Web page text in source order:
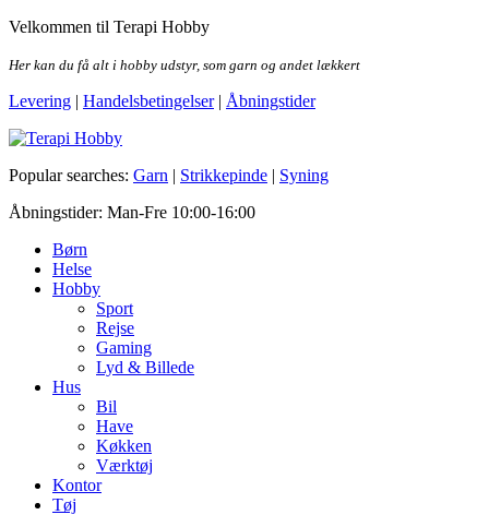
Skip
the
Velkommen til Terapi Hobby
Her kan du få alt i hobby udstyr, som garn og andet lækkert
Levering | Handelsbetingelser| Åbningstider
Terapi Hobby
Popular searches: Garn | Strikkepinde | Syning
Åbningstider: Man-Fre 10:00-16:00
Børn
Helse
Hobby
Sport
Rejse
Gaming
Lyd & Billede
Hus
Bil
Have
Køkken
Værktøj
Kontor
Tøj